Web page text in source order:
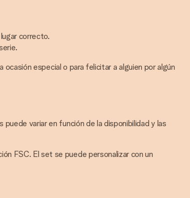
correcto.
especial o para felicitar a alguien por algún
variar en función de la disponibilidad y las
FSC. El set se puede personalizar con un